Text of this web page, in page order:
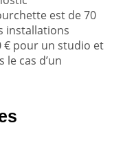
est de 70
installations
€ pour un studio et
le cas d’un